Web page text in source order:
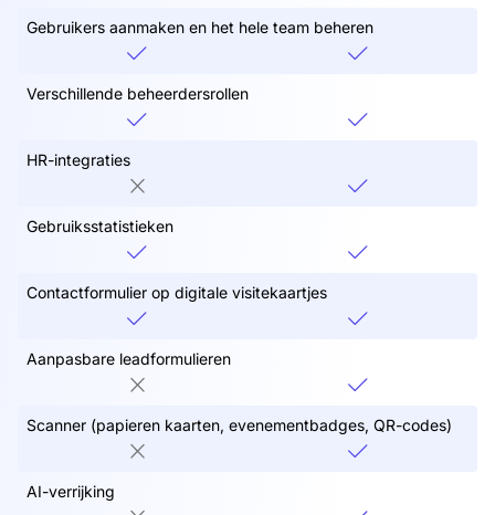
Gebruikers aanmaken en het hele team beheren
Verschillende beheerdersrollen
HR-integraties
Gebruiksstatistieken
Contactformulier op digitale visitekaartjes
Aanpasbare leadformulieren
Scanner (papieren kaarten, evenementbadges, QR-codes)
AI-verrijking